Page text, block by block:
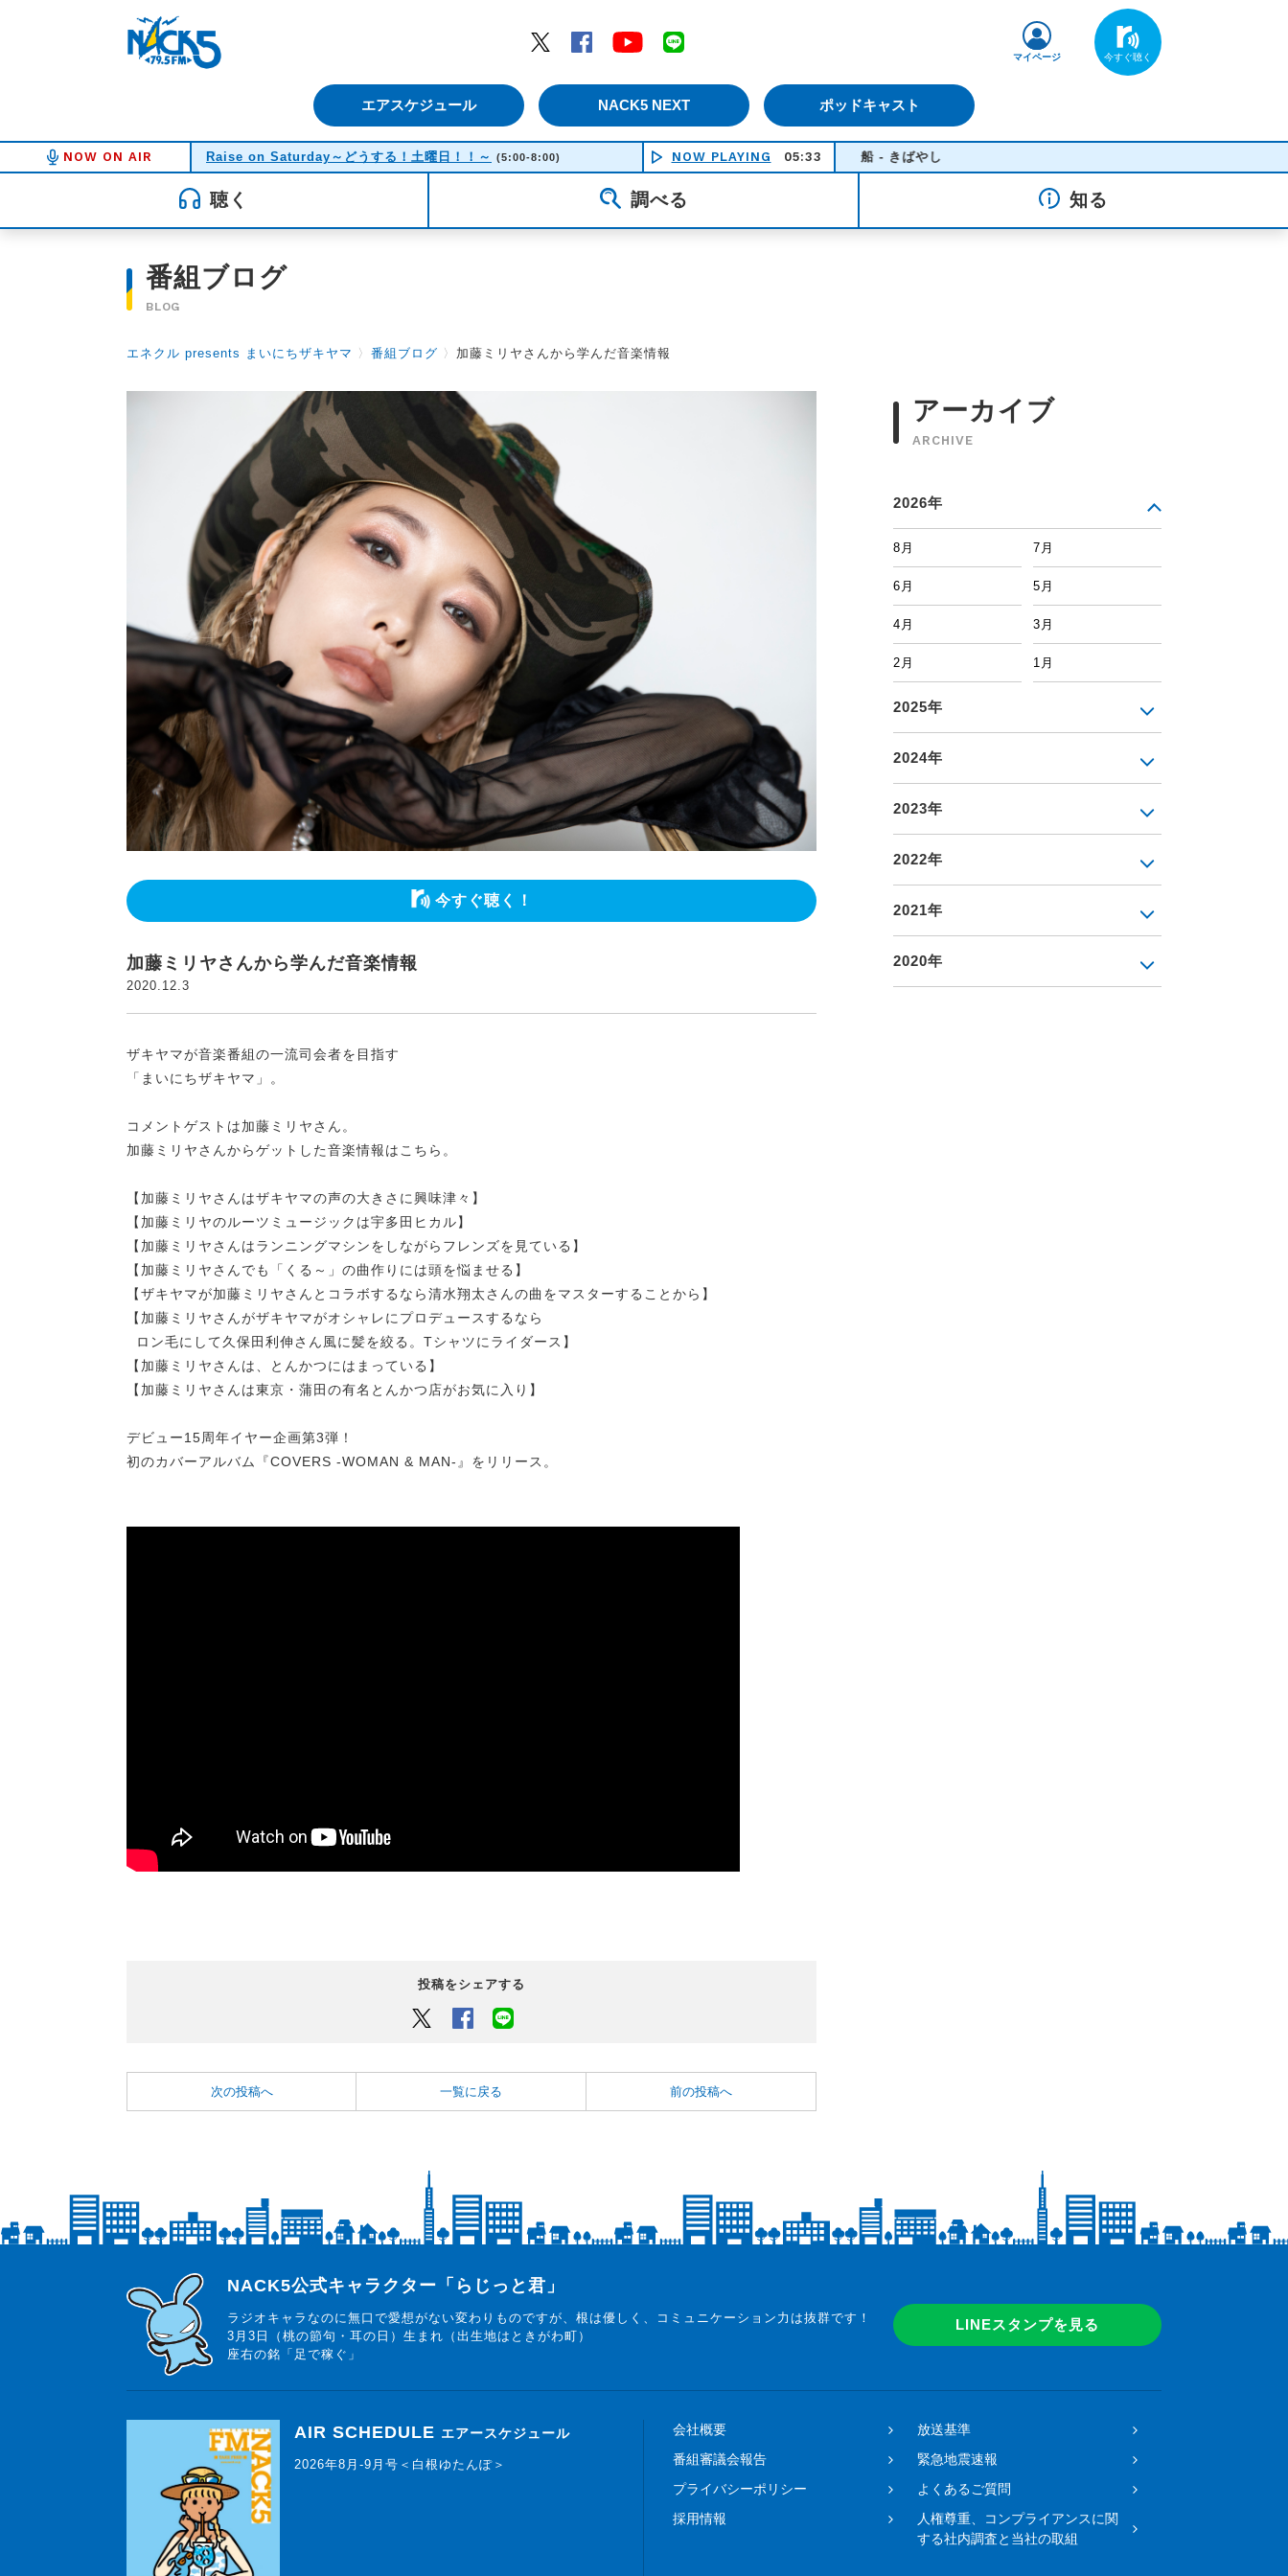
Twitter
Facebook YouTube
エアスケジュール NACK5 NEXT ポッドキャスト
マイページ
NOW ON AIR Raise on Saturday～どうする！土曜日！！～ (5:00-8:00) NOW PLAYING 05:33 船 - きばやし
聴く 調べる 知る
番組ブログ
BLOG
エネクル presents まいにちザキヤマ 〉 番組ブログ 〉 加藤ミリヤさんから学んだ音楽情報
今すぐ聴く！
加藤ミリヤさんから学んだ音楽情報
2020.12.3
ザキヤマが音楽番組の一流司会者を目指す
「まいにちザキヤマ」。
コメントゲストは加藤ミリヤさん。
加藤ミリヤさんからゲットした音楽情報はこちら。
【加藤ミリヤさんはザキヤマの声の大きさに興味津々】
【加藤ミリヤのルーツミュージックは宇多田ヒカル】
【加藤ミリヤさんはランニングマシンをしながらフレンズを見ている】
【加藤ミリヤさんでも「くる～」の曲作りには頭を悩ませる】
【ザキヤマが加藤ミリヤさんとコラボするなら清水翔太さんの曲をマスターすることから】
【加藤ミリヤさんがザキヤマがオシャレにプロデュースするなら
ロン毛にして久保田利伸さん風に髪を絞る。Tシャツにライダース】
【加藤ミリヤさんは、とんかつにはまっている】
【加藤ミリヤさんは東京・蒲田の有名とんかつ店がお気に入り】
デビュー15周年イヤー企画第3弾！
初のカバーアルバム『COVERS -WOMAN & MAN-』をリリース。
投稿をシェアする
Twitter Facebook
次の投稿へ 一覧に戻る 前の投稿へ
アーカイブ
ARCHIVE
2026年
8月 7月
6月 5月
4月 3月
2月 1月
2025年
2024年
2023年
2022年
2021年
2020年
らじっと君
NACK5公式キャラクター「らじっと君」
ラジオキャラなのに無口で愛想がない変わりものですが、根は優しく、コミュニケーション力は抜群です！
3月3日（桃の節句・耳の日）生まれ（出生地はときがわ町）
座右の銘「足で稼ぐ」
LINEスタンプを見る
AIR SCHEDULE エアースケジュール
2026年8月-9月号＜白根ゆたんぽ＞
会社概要
放送基準
番組審議会報告
緊急地震速報
プライバシーポリシー
よくあるご質問
採用情報
人権尊重、コンプライアンスに関
する社内調査と当社の取組